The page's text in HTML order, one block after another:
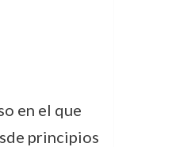
en el que
principios